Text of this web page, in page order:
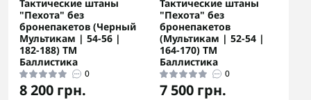
Тактические штаны
"Пехота" без
бронепакетов (Черный
Мультикам | 54-56 |
182-188) ТМ
Баллистика
0
8 200 грн.
Тактические штаны
"Пехота" без
бронепакетов
(Мультикам | 52-54 |
164-170) ТМ
Баллистика
0
7 500 грн.